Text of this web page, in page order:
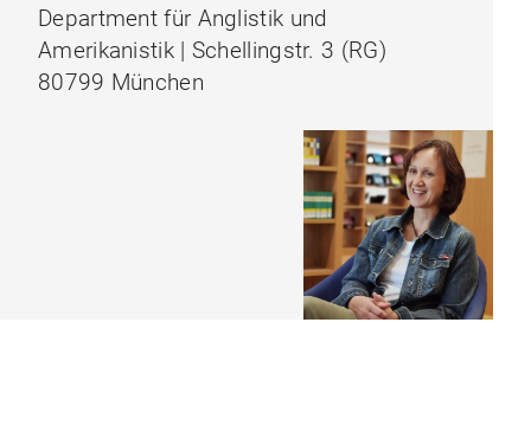
Department für Anglistik und
Amerikanistik | Schellingstr. 3 (RG)
80799 München